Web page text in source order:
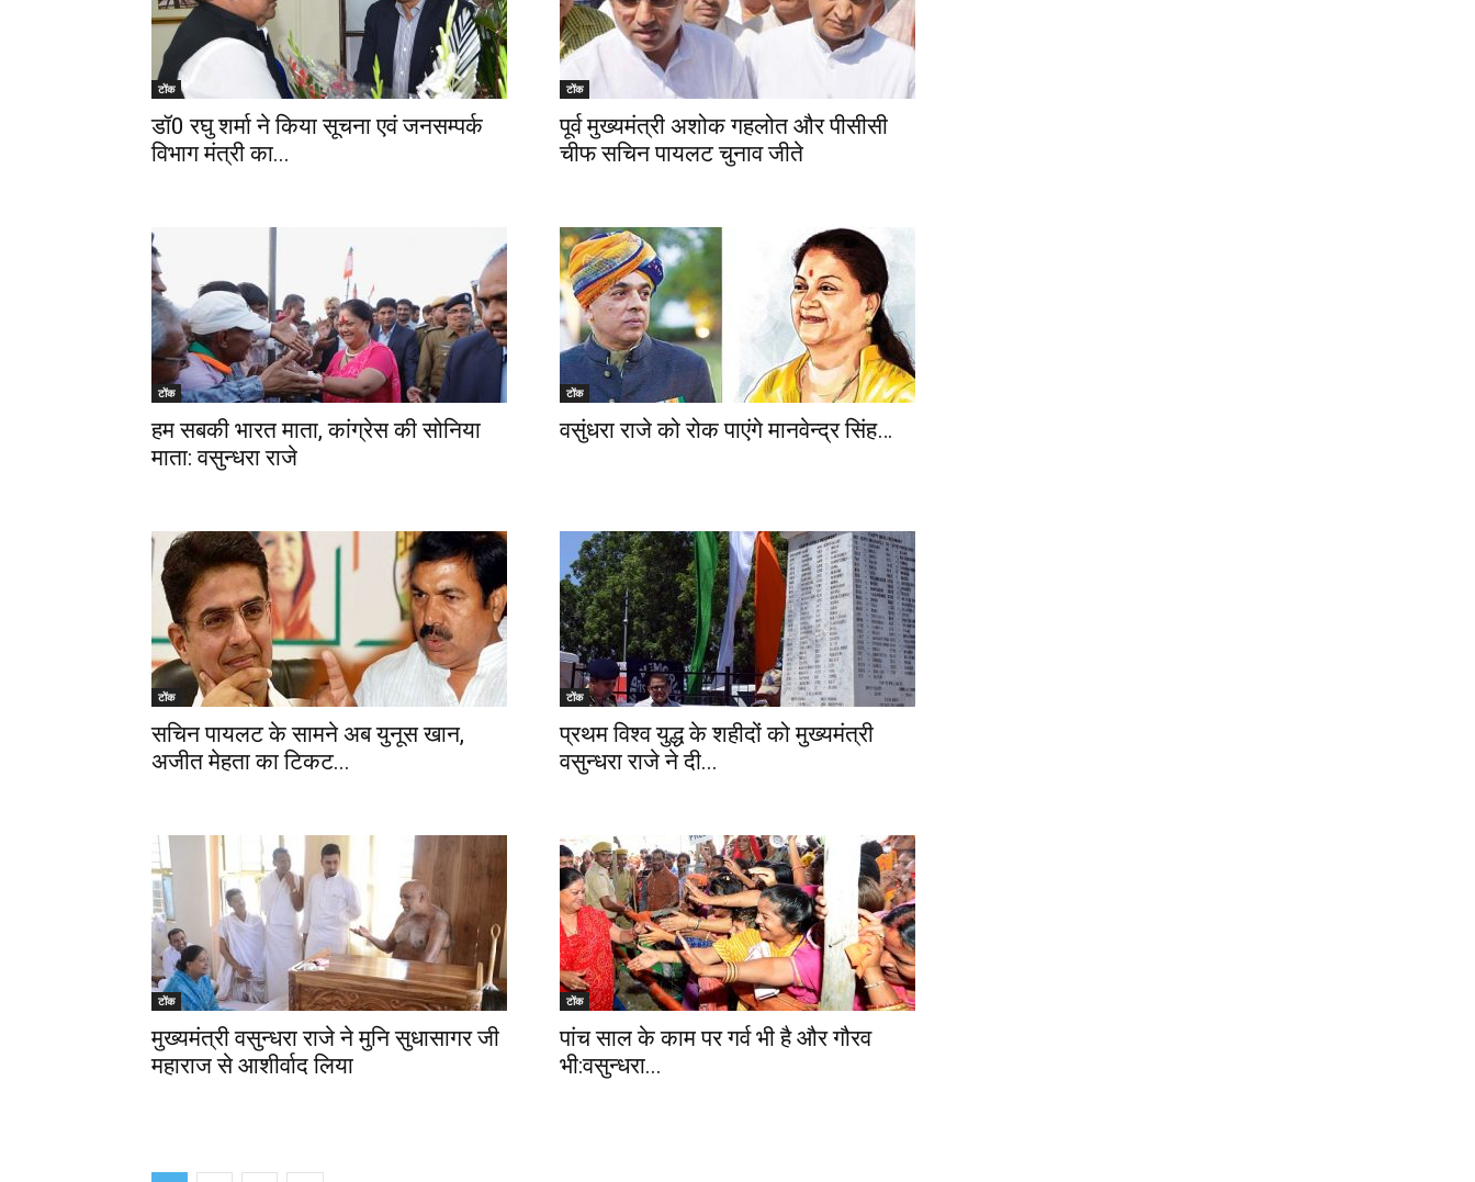
टोंक
डॉ0 रघु शर्मा ने किया सूचना एवं जनसम्पर्क
विभाग मंत्री का...
टोंक
पूर्व मुख्यमंत्री अशोक गहलोत और पीसीसी
चीफ सचिन पायलट चुनाव जीते
टोंक
हम सबकी भारत माता, कांग्रेस की सोनिया
माता: वसुन्धरा राजे
टोंक
वसुंधरा राजे को रोक पाएंगे मानवेन्द्र सिंह…
टोंक
सचिन पायलट के सामने अब युनूस खान,
अजीत मेहता का टिकट...
टोंक
प्रथम विश्व युद्ध के शहीदों को मुख्यमंत्री
वसुन्धरा राजे ने दी...
टोंक
मुख्यमंत्री वसुन्धरा राजे ने मुनि सुधासागर जी
महाराज से आशीर्वाद लिया
टोंक
पांच साल के काम पर गर्व भी है और गौरव
भी:वसुन्धरा...